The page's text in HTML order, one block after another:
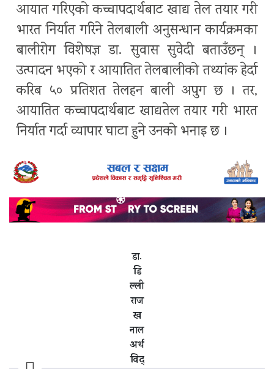
आयात गरिएको कच्चापदार्थबाट खाद्य तेल तयार गरी
भारत निर्यात गरिने तेलबाली अनुसन्धान कार्यक्रमका
बालीरोग विशेषज्ञ डा. सुवास सुवेदी बताउँछन् ।
उत्पादन भएको र आयातित तेलबालीको तथ्यांक हेर्दा
करिब ५० प्रतिशत तेलहन बाली अपुग छ । तर,
आयातित कच्चापदार्थबाट खाद्यतेल तयार गरी भारत
निर्यात गर्दा व्यापार घाटा हुने उनको भनाइ छ ।
डा.
डि
ल्ली
राज
ख
नाल
अर्थ
विद्